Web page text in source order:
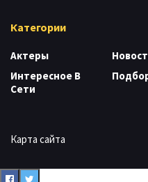
Категории
Актеры
Интересное В
Сети
Карта сайта